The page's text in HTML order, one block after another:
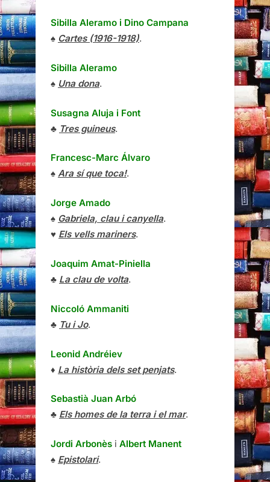
Sibilla Aleramo i Dino Campana
♠ Cartes (1916-1918).
Sibilla Aleramo
♠ Una dona.
Susagna Aluja i Font
♣ Tres guineus.
Francesc-Marc Álvaro
♠ Ara sí que toca!.
Jorge Amado
♠ Gabriela, clau i canyella.
♥ Els vells mariners.
Joaquim Amat-Piniella
♣ La clau de volta.
Niccoló Ammaniti
♣ Tu i Jo.
Leonid Andréiev
♦ La història dels set penjats.
Sebastià Juan Arbó
♣ Els homes de la terra i el mar.
Jordi Arbonès i Albert Manent
♠ Epistolari.